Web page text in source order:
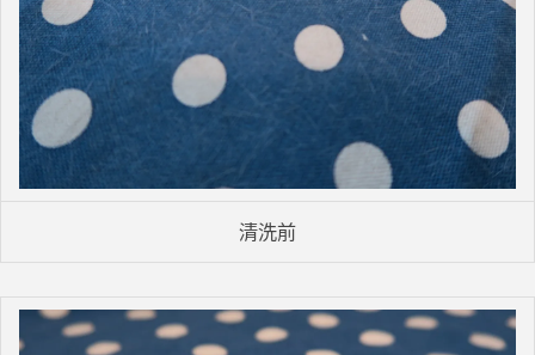
清洗前